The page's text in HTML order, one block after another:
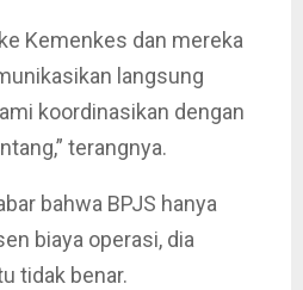
Kemenkes dan mereka
langsung
koordinasikan dengan
terangnya.
bahwa BPJS hanya
biaya operasi, dia
tidak benar.